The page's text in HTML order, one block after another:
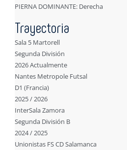
PIERNA DOMINANTE: Derecha
Trayectoria
Sala 5 Martorell
Segunda División
2026 Actualmente
Nantes Metropole Futsal
D1 (Francia)
2025 / 2026
InterSala Zamora
Segunda División B
2024 / 2025
Unionistas FS CD Salamanca